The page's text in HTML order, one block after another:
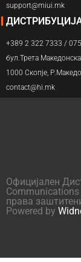
support@miui.mk
+389 2 322 7333 /
бул.Трета
1000 Скопје,
contact@hi.mk
Официјален
Communications
права
Powered by